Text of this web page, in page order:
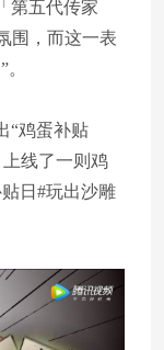
第五代传家
围，而这一表
“鸡蛋补贴
上线了一则鸡
日#玩出沙雕